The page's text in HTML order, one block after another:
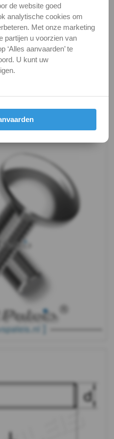
A2 ( RVS / INOX )
verpakking
illustraties en
de website goed
analytische cookies om
Met onze marketing
partijen u voorzien van
‘Alles aanvaarden’ te
U kunt uw